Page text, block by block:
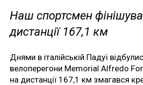
Наш спортсмен
дистанції 167,1 км
Днями в італійській Падуї
велоперегони Memorial Alfredo
на дистанції 167,1 км змагався